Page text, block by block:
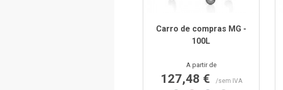
Carro de compras MG -
100L
Preço
A partir de
127,48 € /sem IVA